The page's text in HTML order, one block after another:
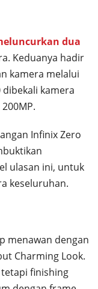
dua
Keduanya hadir
kamera melalui
kamera
Infinix Zero
ulasan ini, untuk
keseluruhan.
menawan dengan
Charming Look.
finishing